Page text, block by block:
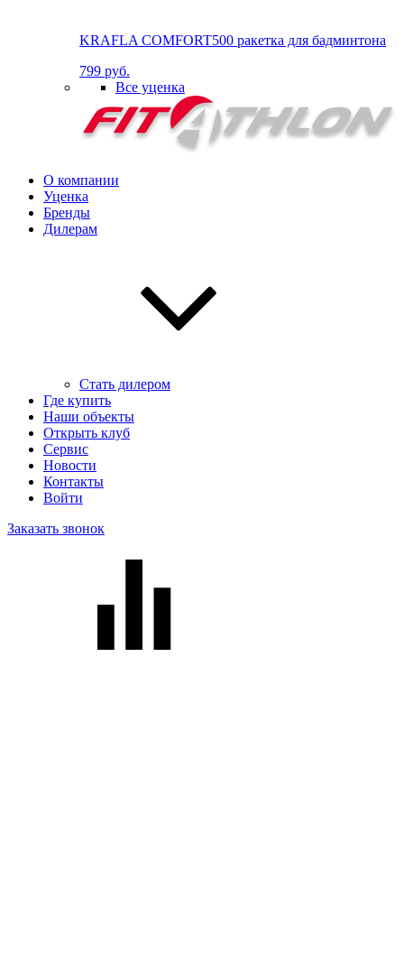
KRAFLA COMFORT500 ракетка для бадминтона
799 руб.
Все уценка
О компании
Уценка
Бренды
Дилерам
Стать дилером
Где купить
Наши объекты
Открыть клуб
Сервис
Новости
Контакты
Войти
Заказать звонок